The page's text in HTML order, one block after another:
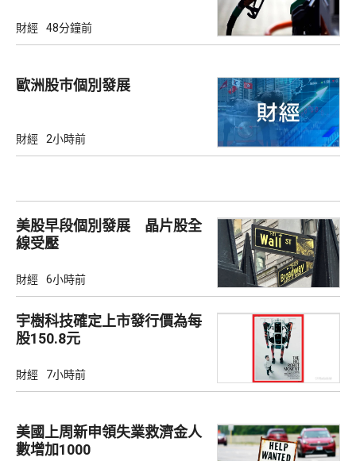
財經 48分鐘前
歐洲股巿個別發展
財經 2小時前
美股早段個別發展 晶片股全
線受壓
財經 6小時前
宇樹科技確定上市發行價為每
股150.8元
財經 7小時前
美國上周新申領失業救濟金人
數增加1000